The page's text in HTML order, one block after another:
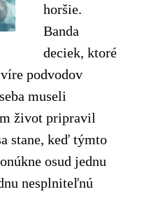
horšie.
Banda
deciek, ktoré
podvodov
museli
život pripravil
stane, keď týmto
osud jednu
nesplniteľnú